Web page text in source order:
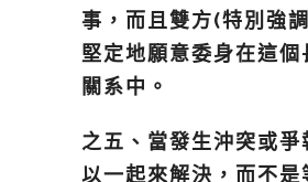
事，而且雙方(特別強
堅定地願意委身在這個
關系中。
之五、當發生沖突或爭
以一起來解決，而不是